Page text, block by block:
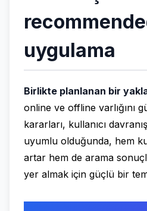
uygulama
Birlikte planlanan bir
online ve offline varlığını
kararları, kullanıcı
uyumlu olduğunda, hem
artar hem de arama
yer almak için güçlü bir